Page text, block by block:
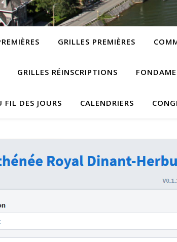
GRILLES PREMIÈRES
GRILLES RÉINSCRIPTIONS
FIL DES JOURS CALENDRIERS